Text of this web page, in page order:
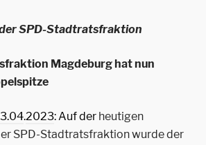
SPD-Stadtratsfraktion
Magdeburg hat nun
.2023: Auf der heutigen
SPD-Stadtratsfraktion wurde der